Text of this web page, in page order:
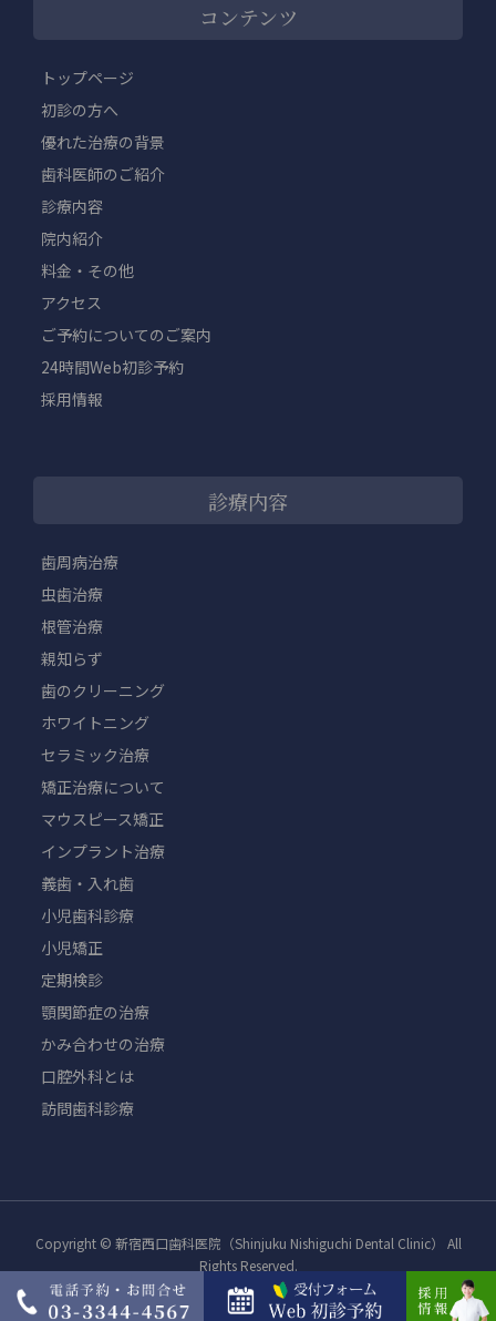
コンテンツ
トップページ
初診の方へ
優れた治療の背景
歯科医師のご紹介
診療内容
院内紹介
料金・その他
アクセス
ご予約についてのご案内
24時間Web初診予約
採用情報
診療内容
歯周病治療
虫歯治療
根管治療
親知らず
歯のクリーニング
ホワイトニング
セラミック治療
矯正治療について
マウスピース矯正
インプラント治療
義歯・入れ歯
小児歯科診療
小児矯正
定期検診
顎関節症の治療
かみ合わせの治療
口腔外科とは
訪問歯科診療
Copyright © 新宿西口歯科医院（Shinjuku Nishiguchi Dental Clinic） All
Rights Reserved.